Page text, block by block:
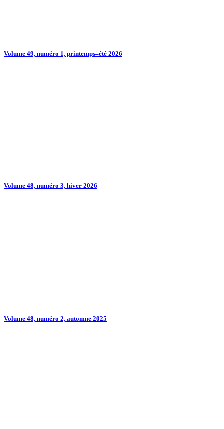
Volume 49, numéro 1, printemps–été 2026
Volume 48, numéro 3, hiver 2026
Volume 48, numéro 2, automne 2025